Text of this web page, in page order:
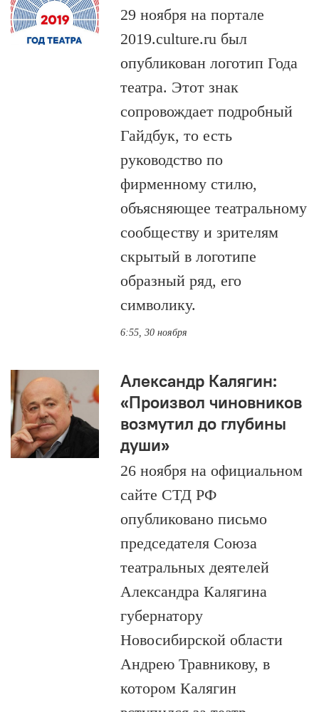
29 ноября на портале
2019.culture.ru был
опубликован логотип Года
театра. Этот знак
сопровождает подробный
Гайдбук, то есть
руководство по
фирменному стилю,
объясняющее театральному
сообществу и зрителям
скрытый в логотипе
образный ряд, его
символику.
6:55, 30 ноября
Александр Калягин:
«Произвол чиновников
возмутил до глубины
души»
26 ноября на официальном
сайте СТД РФ
опубликовано письмо
председателя Союза
театральных деятелей
Александра Калягина
губернатору
Новосибирской области
Андрею Травникову, в
котором Калягин